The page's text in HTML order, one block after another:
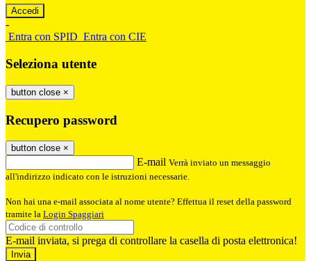
-
Entra con SPID Entra con CIE
Seleziona utente
button close ×
Recupero password
button close ×
E-mail Verrà inviato un messaggio
all'indirizzo indicato con le istruzioni necessarie.
Non hai una e-mail associata al nome utente? Effettua il reset della password
tramite la Login Spaggiari
E-mail inviata, si prega di controllare la casella di posta elettronica!